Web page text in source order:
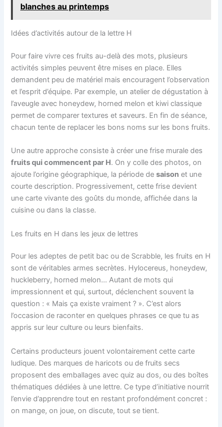
blanches au printemps
Idées d’activités autour de la lettre H
Pour faire vivre ces fruits au-delà des mots, plusieurs
activités simples peuvent être mises en place. Elles
demandent peu de matériel mais encouragent l’observation
et l’esprit d’équipe. Par exemple, un atelier de dégustation à
l’aveugle avec honeydew, horned melon et kiwi classique
permet de comparer textures et saveurs. En fin de séance,
chacun tente de replacer les bons noms sur les bons fruits.
Une autre approche consiste à créer une frise murale des
fruits qui commencent par H. On y colle des photos, on
ajoute l’origine géographique, la période desaison et une
courte description. Progressivement, cette frise devient
une carte vivante des goûts du monde, affichée dans la
cuisine ou dans la classe.
Les fruits en H dans les jeux de lettres
Pour les adeptes de petit bac ou de Scrabble, les fruits en H
sont de véritables armes secrètes. Hylocereus, honeydew,
huckleberry, horned melon… Autant de mots qui
impressionnent et qui, surtout, déclenchent souvent la
question : « Mais ça existe vraiment ? ». C’est alors
l’occasion de raconter en quelques phrases ce que tu as
appris sur leur culture ou leurs bienfaits.
Certains producteurs jouent volontairement cette carte
ludique. Des marques de haricots ou de fruits secs
proposent des emballages avec quiz au dos, ou des boîtes
thématiques dédiées à une lettre. Ce type d’initiative nourrit
l’envie d’apprendre tout en restant profondément concret :
on mange, on joue, on discute, tout se tient.